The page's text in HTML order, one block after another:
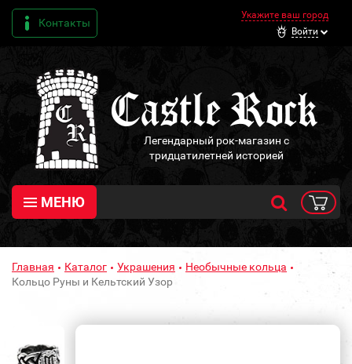
Контакты
Укажите ваш город
Войти
Легендарный рок-магазин с
тридцатилетней историей
МЕНЮ
Главная Каталог Украшения
Необычные кольца
Кольцо Руны и Кельтский Узор